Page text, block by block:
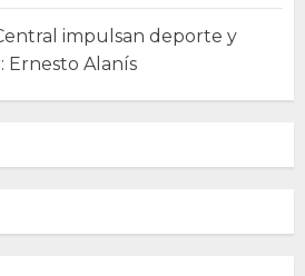
impulsan deporte y
Ernesto Alanís